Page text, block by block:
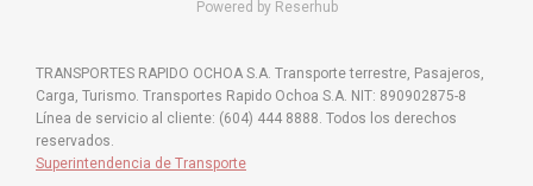
Powered by Reserhub
TRANSPORTES RAPIDO OCHOA S.A. Transporte terrestre, Pasajeros,
Carga, Turismo. Transportes Rapido Ochoa S.A. NIT: 890902875-8
Línea de servicio al cliente: (604) 444 8888. Todos los derechos
reservados.
Superintendencia de Transporte